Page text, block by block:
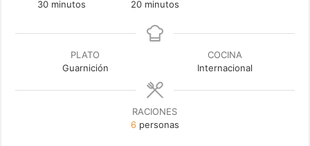
30minutos
minutos
20minutos
minutos
PLATO
Guarnición
COCINA
Internacional
RACIONES
6 personas